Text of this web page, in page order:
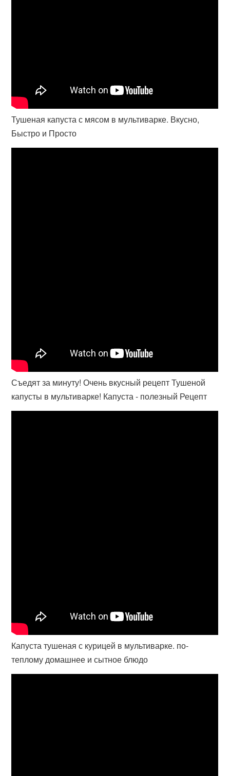
Тушеная капуста с мясом в мультиварке. Вкусно,
Быстро и Просто
Съедят за минуту! Очень вкусный рецепт Тушеной
капусты в мультиварке! Капуста - полезный Рецепт
Капуста тушеная с курицей в мультиварке. по-
теплому домашнее и сытное блюдо